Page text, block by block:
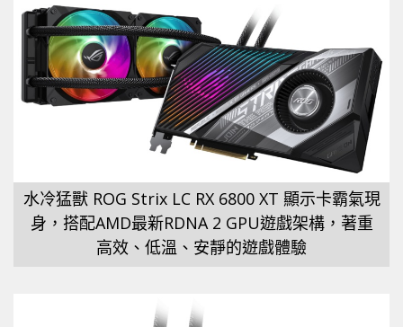
水冷猛獸 ROG Strix LC RX 6800 XT 顯示卡霸氣現
身，搭配AMD最新RDNA 2 GPU遊戲架構，著重
高效、低溫、安靜的遊戲體驗